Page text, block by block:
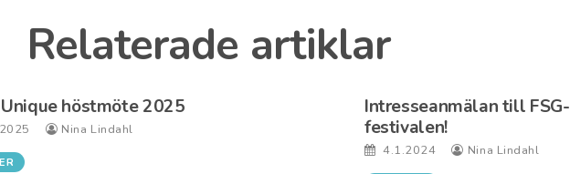
Relaterade artiklar
höstmöte 2025
Nina Lindahl
Intresseanmälan till FSG-
festivalen!
4.1.2024 Nina Lindahl